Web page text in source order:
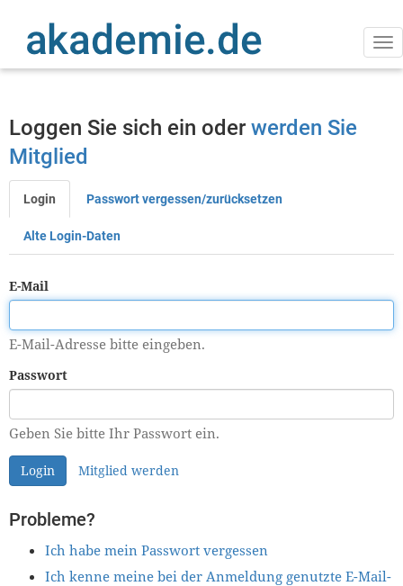
Inhalt
Loggen Sie sich ein oder werden Sie
Mitglied
Primäre
Reiter
Login Passwort vergessen/zurücksetzen
Alte Login-Daten
E-Mail
E-Mail-Adresse bitte eingeben.
Passwort
Geben Sie bitte Ihr Passwort ein.
Login Mitglied werden
Probleme?
Ich habe mein Passwort vergessen
Ich kenne meine bei der Anmeldung genutzte E-Mail-